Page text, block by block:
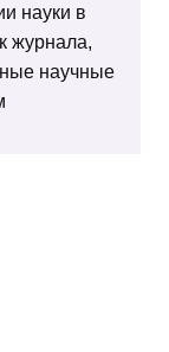
науки в
журнала,
научные